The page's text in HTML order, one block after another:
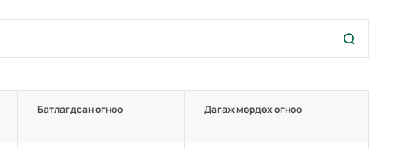
Батлагдсан огноо Дагаж мөрдөх огноо